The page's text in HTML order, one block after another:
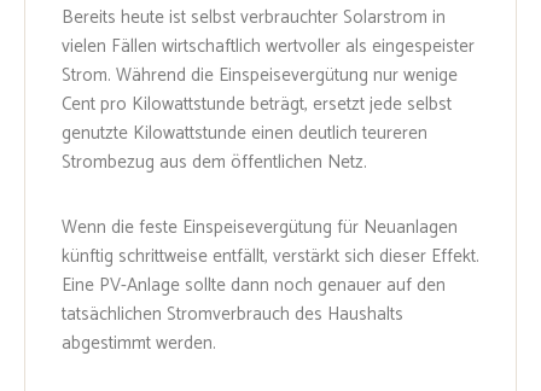
Bereits heute ist selbst verbrauchter Solarstrom in
vielen Fällen wirtschaftlich wertvoller als eingespeister
Strom. Während die Einspeisevergütung nur wenige
Cent pro Kilowattstunde beträgt, ersetzt jede selbst
genutzte Kilowattstunde einen deutlich teureren
Strombezug aus dem öffentlichen Netz.
Wenn die feste Einspeisevergütung für Neuanlagen
künftig schrittweise entfällt, verstärkt sich dieser Effekt.
Eine PV-Anlage sollte dann noch genauer auf den
tatsächlichen Stromverbrauch des Haushalts
abgestimmt werden.